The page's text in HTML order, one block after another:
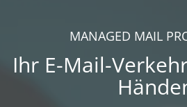
MANAGED MAIL
Ihr E-Mail-